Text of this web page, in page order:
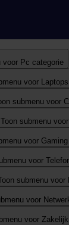
voor Pc categorie
voor
submenu voor
Toon submenu
voor
voor
submenu voor
voor
voor